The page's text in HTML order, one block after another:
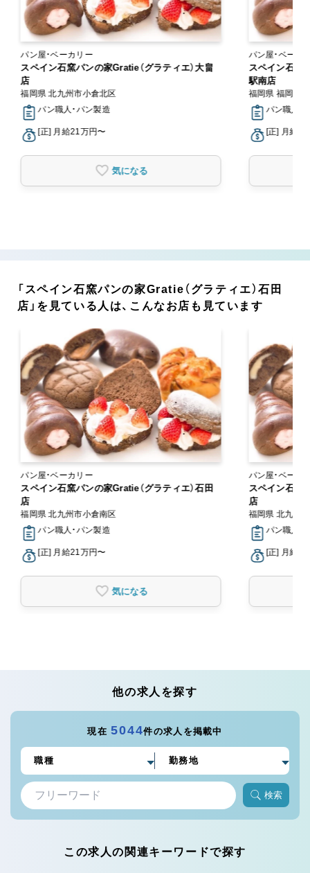
パン屋・ベーカリー
スペイン石窯パンの家Gratie（グラティエ）大畠
店
福岡県 北九州市小倉北区
パン職人・パン製造
[正] 月給21万円〜
気になる
パン屋・ベーカ
スペイン石窯
駅南店
福岡県 福岡市
パン職人・
[正] 月給
「スペイン石窯パンの家Gratie（グラティエ）石田
店」を見ている人は、こんなお店も見ています
パン屋・ベーカリー
スペイン石窯パンの家Gratie（グラティエ）石田
店
福岡県 北九州市小倉南区
パン職人・パン製造
[正] 月給21万円〜
気になる
パン屋・ベーカ
スペイン石窯
店
福岡県 北九州
パン職人・
[正] 月給
他の求人を探す
現在5044件の求人を掲載中
検索
この求人の関連キーワードで探す